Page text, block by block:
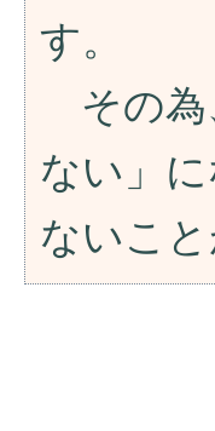
す。
その為
ない」
ないこと